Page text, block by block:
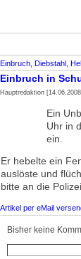
Einbruch, Diebstahl,
Einbruch in
Hauptredaktion
Ein
Uhr in
ein.
Er hebelte ein
auslöste und
bitte an die
Artikel per eMail
Bisher keine